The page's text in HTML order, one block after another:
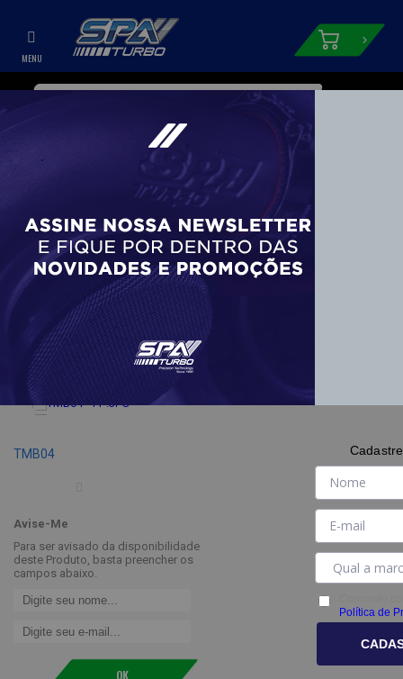
+55 11 99687-3840
COLETOR TURBO PULSATIVO PARA CIMA
BMW E36 PADRÃO T3 WASTEGATE V-
BAND
TMB04
Avise-Me
Para ser avisado da disponibilidade
deste Produto, basta preencher os
campos abaixo.
Política de